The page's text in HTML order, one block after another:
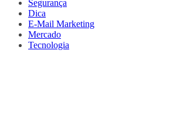
Segurança
Dica
E-Mail Marketing
Mercado
Tecnologia